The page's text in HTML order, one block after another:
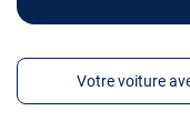
Votre voiture